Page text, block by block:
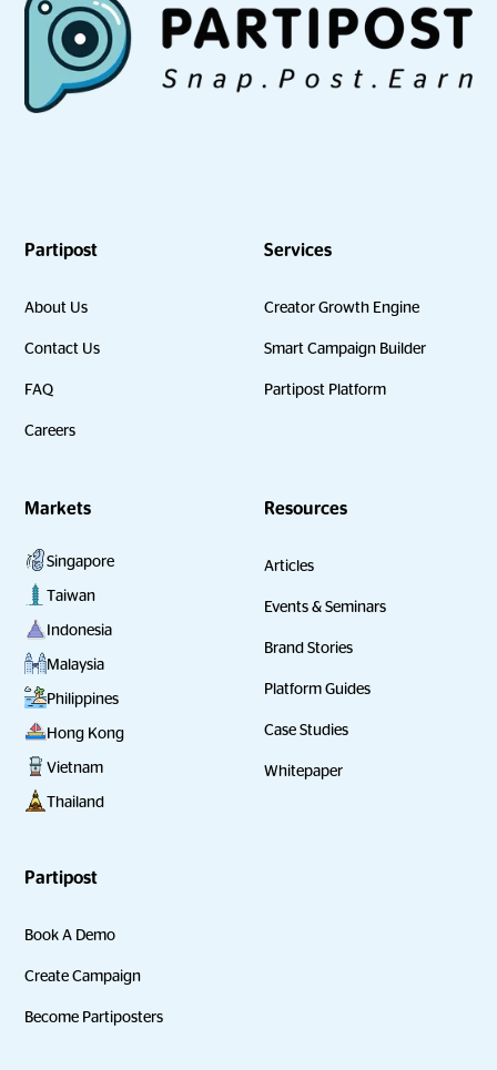
Partipost
About Us
Contact Us
FAQ
Careers
Services
Creator Growth Engine
Smart Campaign Builder
Partipost Platform
Markets
Singapore
Taiwan
Indonesia
Malaysia
Philippines
Hong Kong
Vietnam
Thailand
Resources
Articles
Events & Seminars
Brand Stories
Platform Guides
Case Studies
Whitepaper
Partipost
Book A Demo
Create Campaign
Become Partiposters